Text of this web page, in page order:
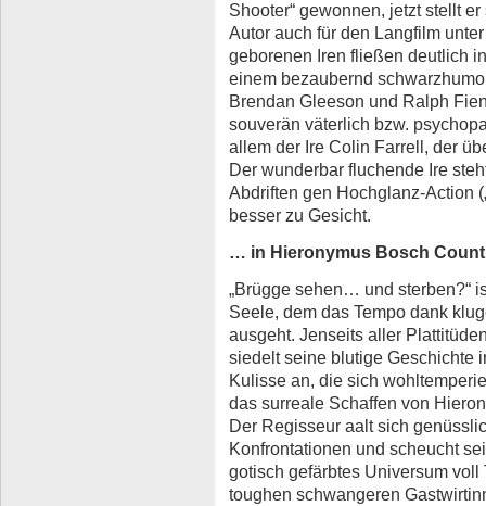
Shooter“ gewonnen, jetzt stellt
Autor auch für den Langfilm
geborenen Iren fließen deutlich
einem bezaubernd
Brendan Gleeson und Ralph
souverän väterlich bzw.
allem der Ire Colin Farrell, der
Der wunderbar fluchende Ire
Abdriften gen Hochglanz-Action
besser zu Gesicht.
… in Hieronymus Bosch
„Brügge sehen… und sterben?“
Seele, dem das Tempo dank
ausgeht. Jenseits aller
siedelt seine blutige Geschichte
Kulisse an, die sich
das surreale Schaffen von
Der Regisseur aalt sich
Konfrontationen und scheucht
gotisch gefärbtes Universum
toughen schwangeren